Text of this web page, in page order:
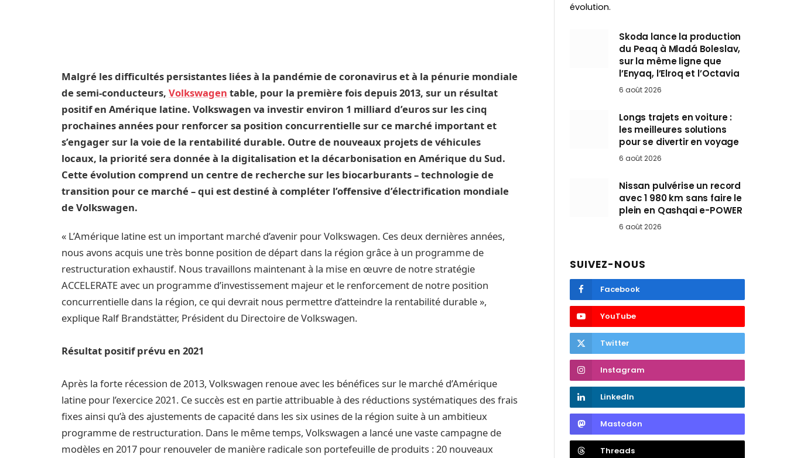
Malgré les difficultés persistantes liées à la pandémie de coronavirus et à la pénurie mondiale
de semi-conducteurs,Volkswagen table, pour la première fois depuis 2013, sur un résultat
positif en Amérique latine. Volkswagen va investir environ 1 milliard d’euros sur les cinq
prochaines années pour renforcer sa position concurrentielle sur ce marché important et
s’engager sur la voie de la rentabilité durable. Outre de nouveaux projets de véhicules
locaux, la priorité sera donnée à la digitalisation et la décarbonisation en Amérique du Sud.
Cette évolution comprend un centre de recherche sur les biocarburants – technologie de
transition pour ce marché – qui est destiné à compléter l’offensive d’électrification mondiale
de Volkswagen.
« L’Amérique latine est un important marché d’avenir pour Volkswagen. Ces deux dernières années,
nous avons acquis une très bonne position de départ dans la région grâce à un programme de
restructuration exhaustif. Nous travaillons maintenant à la mise en œuvre de notre stratégie
ACCELERATE avec un programme d’investissement majeur et le renforcement de notre position
concurrentielle dans la région, ce qui devrait nous permettre d’atteindre la rentabilité durable »,
explique Ralf Brandstätter, Président du Directoire de Volkswagen.
Résultat positif prévu en 2021
Après la forte récession de 2013, Volkswagen renoue avec les bénéfices sur le marché d’Amérique
latine pour l’exercice 2021. Ce succès est en partie attribuable à des réductions systématiques des frais
fixes ainsi qu’à des ajustements de capacité dans les six usines de la région suite à un ambitieux
programme de restructuration. Dans le même temps, Volkswagen a lancé une vaste campagne de
modèles en 2017 pour renouveler de manière radicale son portefeuille de produits : 20 nouveaux
évolution.
Skoda lance la production
du Peaq à Mladá Boleslav,
sur la même ligne que
l’Enyaq, l’Elroq et l’Octavia
6 août 2026
Longs trajets en voiture :
les meilleures solutions
pour se divertir en voyage
6 août 2026
Nissan pulvérise un record
avec 1 980 km sans faire le
plein en Qashqai e-POWER
6 août 2026
SUIVEZ-NOUS
Facebook
YouTube
Twitter
Instagram
LinkedIn
Mastodon
Threads